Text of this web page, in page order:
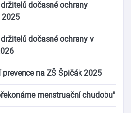
dočasné ochrany
2025
dočasné ochrany v
na ZŠ Špičák 2025
menstruační chudobu"